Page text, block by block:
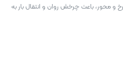
محور، باعث چرخش روان و انتقال بار به